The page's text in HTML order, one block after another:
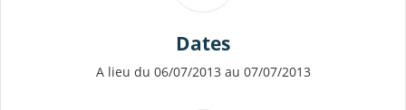
Dates
A lieu du 06/07/2013 au 07/07/2013